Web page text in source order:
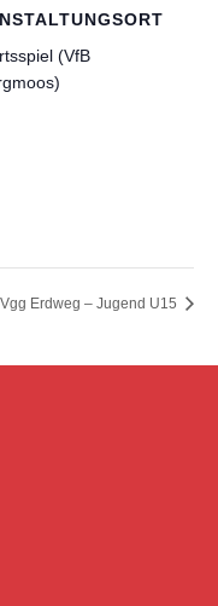
(VfB
Erdweg – Jugend U15